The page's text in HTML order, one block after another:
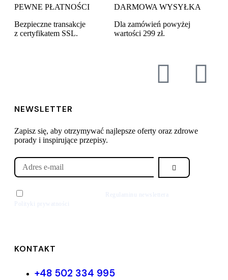
PEWNE PŁATNOŚCI
Bezpieczne transakcje
z certyfikatem SSL.
DARMOWA WYSYŁKA
Dla zamówień powyżej
wartości 299 zł.
KONTAKT
+48 502 334 995
NEWSLETTER
Zapisz się, aby otrzymywać najlepsze oferty oraz zdrowe
porady i inspirujące przepisy.
Regulaminu newslettera
Polityki prywatności